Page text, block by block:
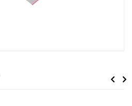
Previous
Next